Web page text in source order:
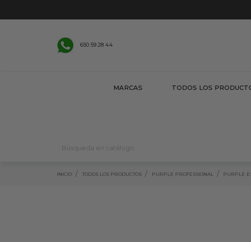
650 59 28 44
MARCAS TODOS LOS
INICIO TODOS LOS PRODUCTOS PURPLE PROFESSIONAL PURPLE